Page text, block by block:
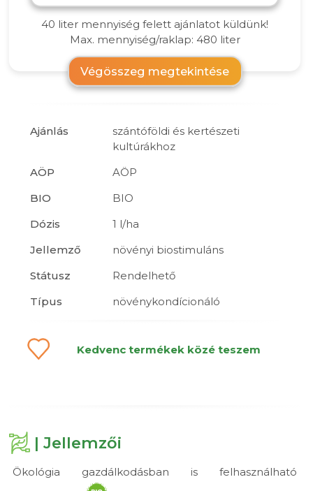
40 liter mennyiség felett ajánlatot küldünk!
Max. mennyiség/raklap: 480 liter
Végösszeg megtekintése
Ajánlás
szántóföldi és kertészeti
kultúrákhoz
AÖP
AÖP
BIO
BIO
Dózis
1 l/ha
Jellemző
növényi biostimuláns
Státusz
Rendelhető
Típus
növénykondícionáló
Kedvenc termékek közé teszem
| Jellemzői
Ökológia gazdálkodásban is felhasználható